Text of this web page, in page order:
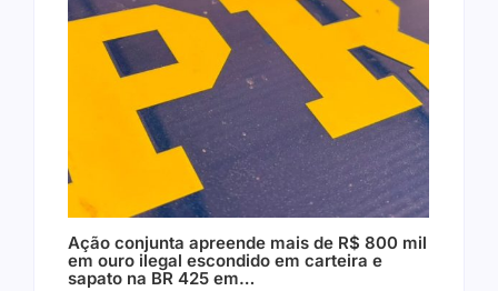
Ação conjunta apreende mais de R$ 800 mil
em ouro ilegal escondido em carteira e
sapato na BR 425 em…